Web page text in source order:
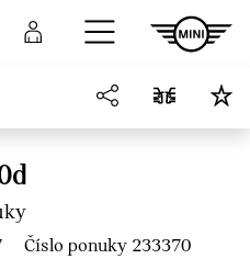
Porovnať Prihlásenie
Číslo ponuky 233370